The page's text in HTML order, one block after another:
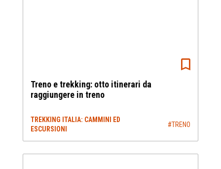
Treno e trekking: otto itinerari da
raggiungere in treno
TREKKING ITALIA: CAMMINI ED
ESCURSIONI
#TRENO